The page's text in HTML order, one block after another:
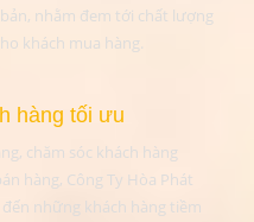
nhằm đem tới chất lượng
khách mua hàng.
hàng tối ưu
chăm sóc khách hàng
hàng, Công Ty Hòa Phát
những khách hàng tiềm